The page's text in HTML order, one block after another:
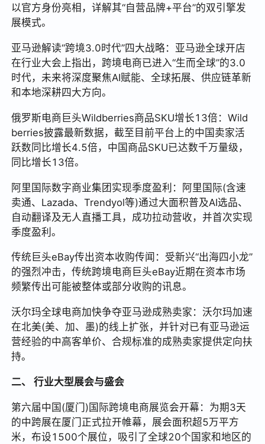
以官方身份亮相，详解其“自营品牌+平台”的双引擎发
展模式。
亚马逊解读“跨境3.0时代”四大战略：亚马逊全球开店
在行业大会上指出，跨境电商已进入“生而全球”的3.0
时代，未来将深度聚焦AI赋能、全球拓展、供应链革新
和本地深耕四大方向。
俄罗斯电商巨头Wildberries商品SKU增长13倍：Wild
berries披露最新数据，截至目前平台上的中国卖家活
跃数同比增长4.5倍，中国商品SKU已达数千万量级，
同比增长13倍。
阿里国际数字商业集团实现季度盈利：阿里国际(含速
卖通、Lazada、Trendyol等)通过大面积普及AI选品、
自动翻译及无人直播工具，成功拉动营收，并首次实现
季度盈利。
传统巨头eBay传出资本收购传闻：受新兴“出海四小龙”
的强烈冲击，传统跨境电商巨头eBay近期在资本市场
频繁传出可能被整体或部分收购的讯息。
沃尔玛全球电商加快争夺亚马逊成熟卖家：沃尔玛加速
在北美(美、加、墨)的线上扩张，并针对已有亚马逊运
营经验的中高客单价、合规标准的成熟卖家提供定向扶
持。
二、 行业大型展会与盛会
第六届中国(厦门)国际跨境电商展览会开幕：为期3天
的中跨展在厦门正式拉开帷幕，展会面积超5万平方
米，布设1500个展位，吸引了全球20个国家和地区的